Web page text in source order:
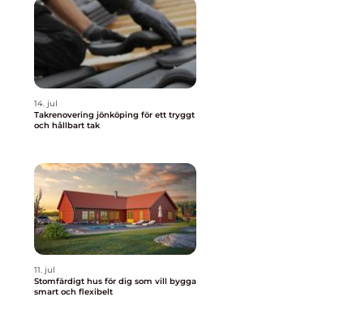
14. jul
Takrenovering jönköping för ett tryggt
och hållbart tak
11. jul
Stomfärdigt hus för dig som vill bygga
smart och flexibelt